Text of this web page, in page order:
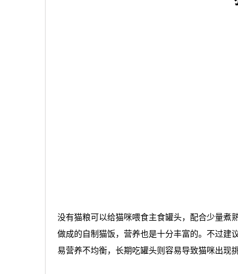
没有猫粮可以给猫咪喂食主食罐头，配合少量煮
做成的自制猫饭，营养也是十分丰富的。不过建
易营养不均衡，长期吃罐头则容易导致猫咪出现